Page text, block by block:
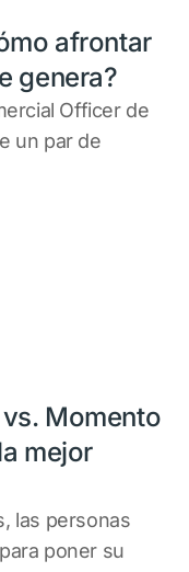
afrontar
genera?
Officer de
un par de
Momento
mejor
las personas
poner su